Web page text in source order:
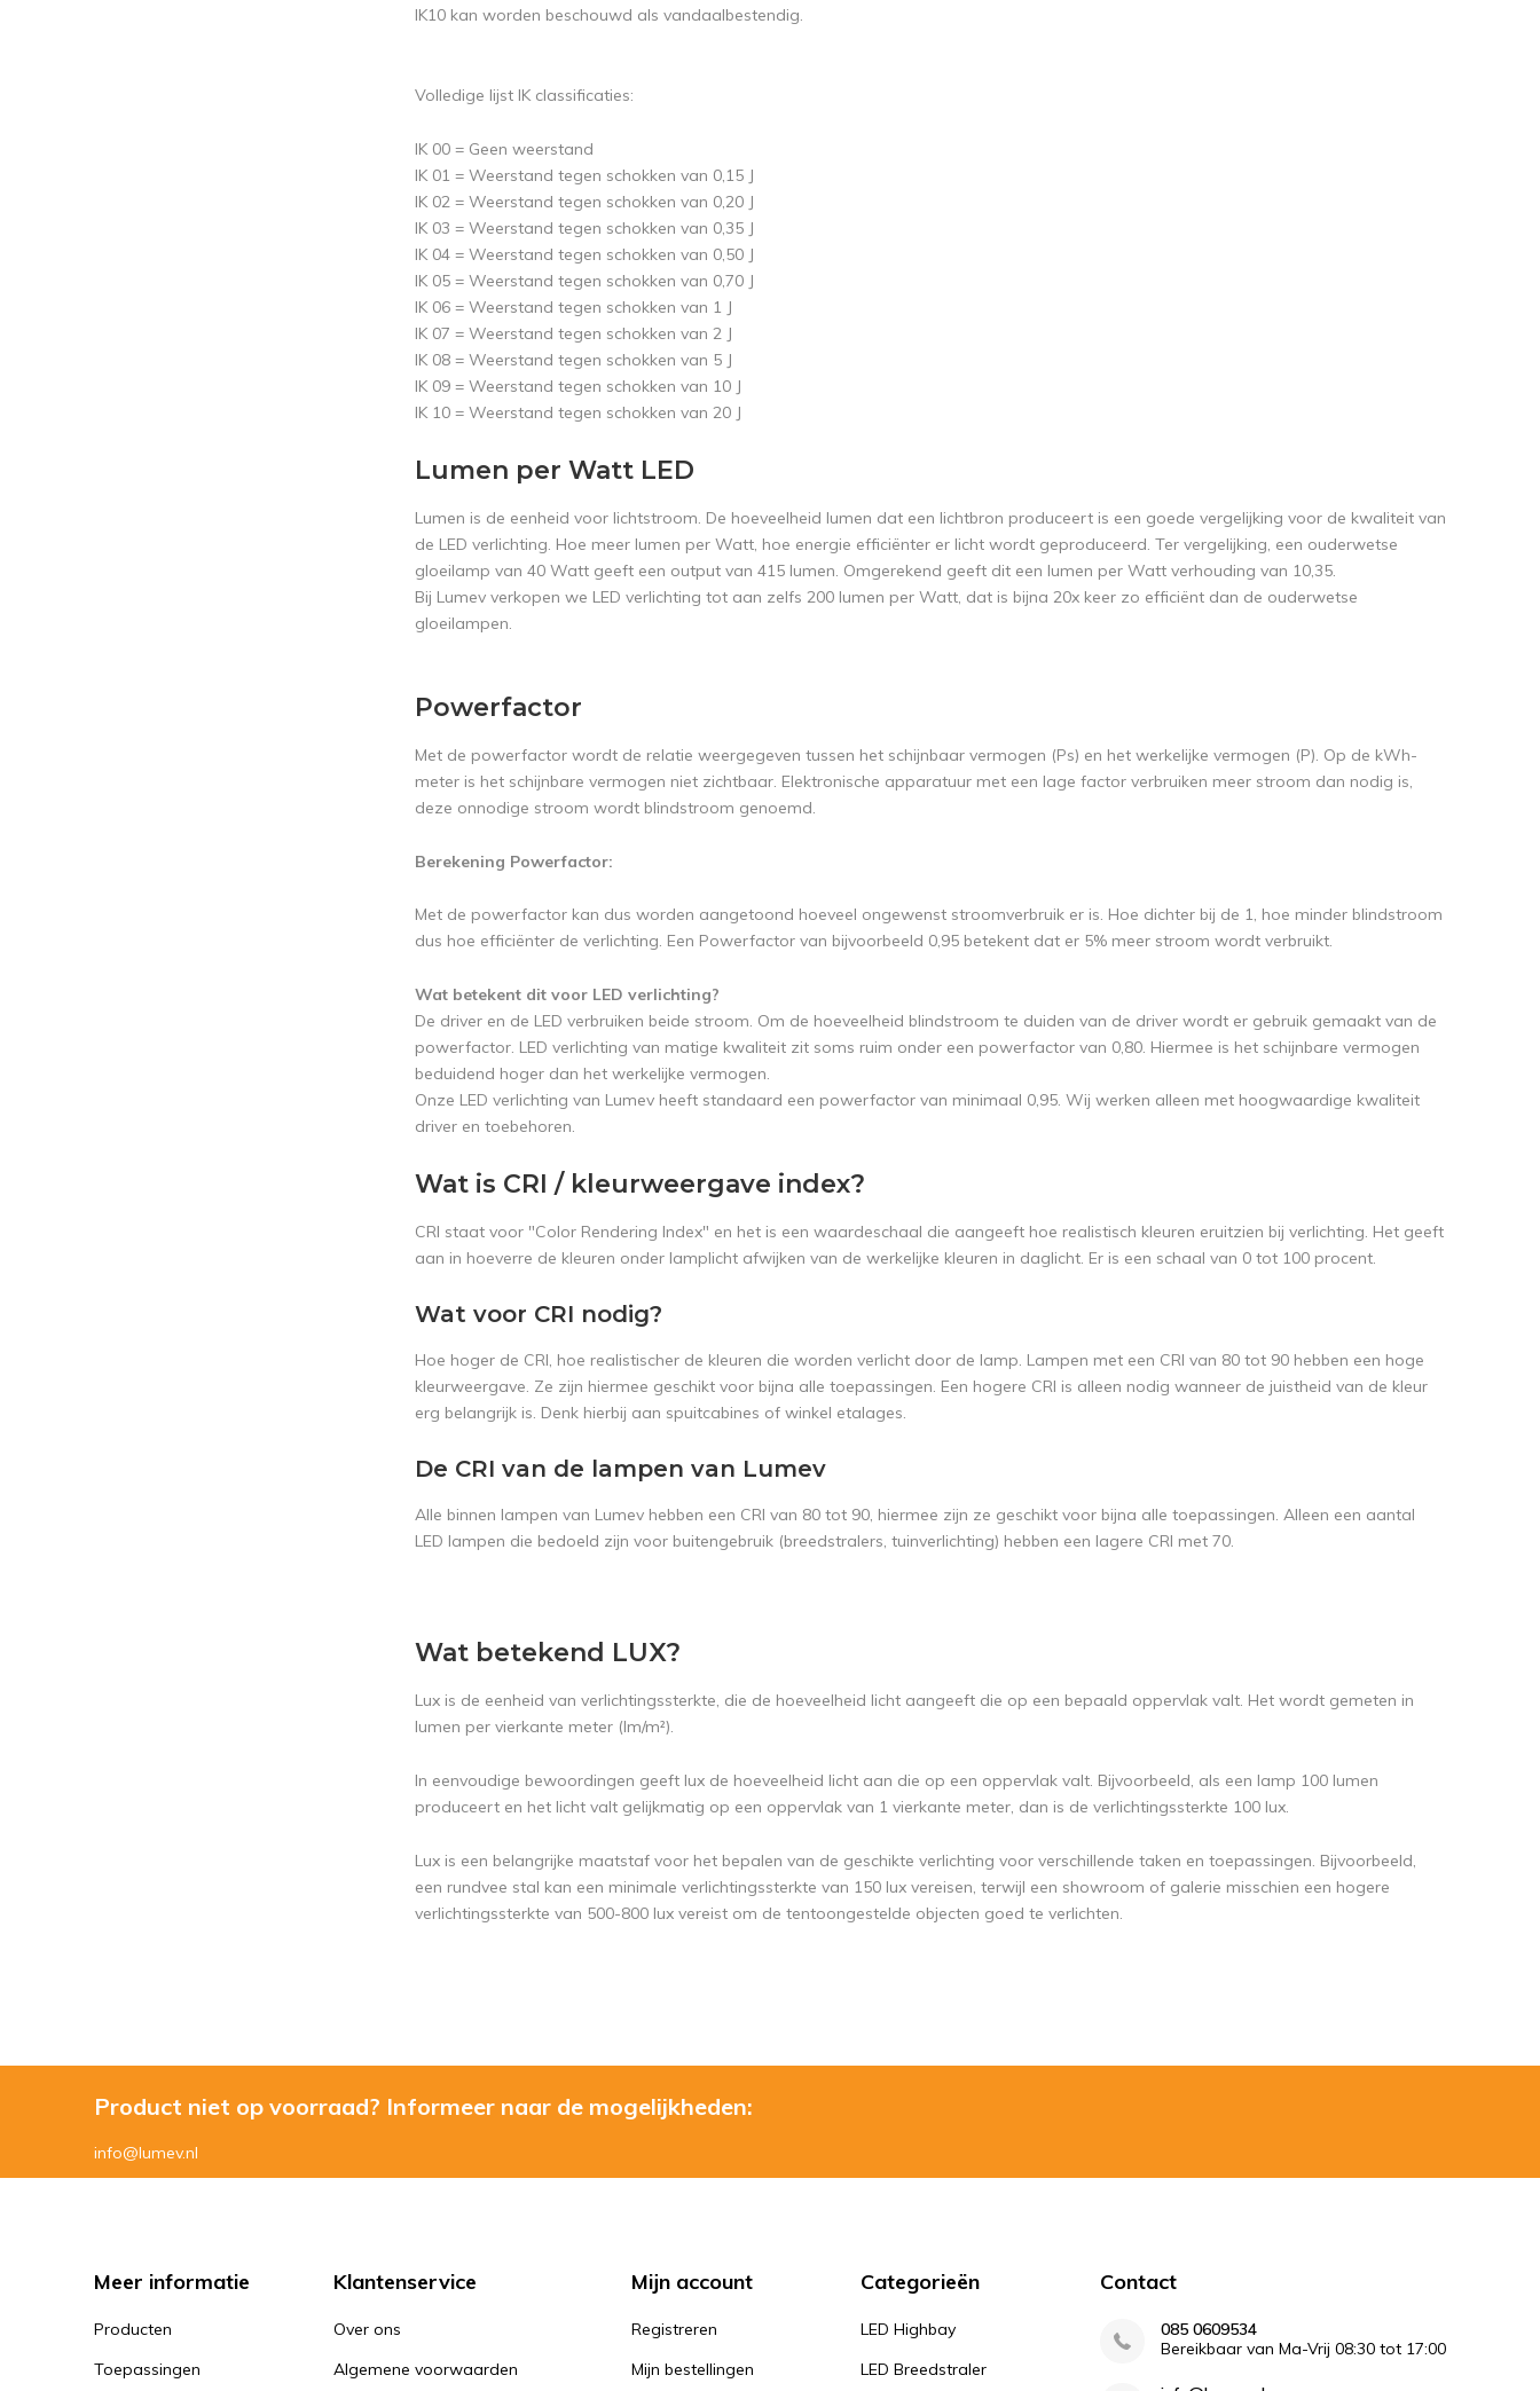
IK10 kan worden beschouwd als vandaalbestendig.
Volledige lijst IK classificaties:
IK 00 = Geen weerstand
IK 01 = Weerstand tegen schokken van 0,15 J
IK 02 = Weerstand tegen schokken van 0,20 J
IK 03 = Weerstand tegen schokken van 0,35 J
IK 04 = Weerstand tegen schokken van 0,50 J
IK 05 = Weerstand tegen schokken van 0,70 J
IK 06 = Weerstand tegen schokken van 1 J
IK 07 = Weerstand tegen schokken van 2 J
IK 08 = Weerstand tegen schokken van 5 J
IK 09 = Weerstand tegen schokken van 10 J
IK 10 = Weerstand tegen schokken van 20 J
Lumen per Watt LED
Lumen is de eenheid voor lichtstroom. De hoeveelheid lumen dat een lichtbron produceert is een goede vergelijking voor de kwaliteit van
de LED verlichting. Hoe meer lumen per Watt, hoe energie efficiënter er licht wordt geproduceerd. Ter vergelijking, een ouderwetse
gloeilamp van 40 Watt geeft een output van 415 lumen. Omgerekend geeft dit een lumen per Watt verhouding van 10,35.
Bij Lumev verkopen we LED verlichting tot aan zelfs 200 lumen per Watt, dat is bijna 20x keer zo efficiënt dan de ouderwetse
gloeilampen.
Powerfactor
Met de powerfactor wordt de relatie weergegeven tussen het schijnbaar vermogen (Ps) en het werkelijke vermogen (P). Op de kWh-
meter is het schijnbare vermogen niet zichtbaar. Elektronische apparatuur met een lage factor verbruiken meer stroom dan nodig is,
deze onnodige stroom wordt blindstroom genoemd.
Berekening Powerfactor:
Met de powerfactor kan dus worden aangetoond hoeveel ongewenst stroomverbruik er is. Hoe dichter bij de 1, hoe minder blindstroom
dus hoe efficiënter de verlichting. Een Powerfactor van bijvoorbeeld 0,95 betekent dat er 5% meer stroom wordt verbruikt.
Wat betekent dit voor LED verlichting?
De driver en de LED verbruiken beide stroom. Om de hoeveelheid blindstroom te duiden van de driver wordt er gebruik gemaakt van de
powerfactor. LED verlichting van matige kwaliteit zit soms ruim onder een powerfactor van 0,80. Hiermee is het schijnbare vermogen
beduidend hoger dan het werkelijke vermogen.
Onze LED verlichting van Lumev heeft standaard een powerfactor van minimaal 0,95. Wij werken alleen met hoogwaardige kwaliteit
driver en toebehoren.
Wat is CRI / kleurweergave index?
CRI staat voor "Color Rendering Index" en het is een waardeschaal die aangeeft hoe realistisch kleuren eruitzien bij verlichting. Het geeft
aan in hoeverre de kleuren onder lamplicht afwijken van de werkelijke kleuren in daglicht. Er is een schaal van 0 tot 100 procent.
Wat voor CRI nodig?
Hoe hoger de CRI, hoe realistischer de kleuren die worden verlicht door de lamp. Lampen met een CRI van 80 tot 90 hebben een hoge
kleurweergave. Ze zijn hiermee geschikt voor bijna alle toepassingen. Een hogere CRI is alleen nodig wanneer de juistheid van de kleur
erg belangrijk is. Denk hierbij aan spuitcabines of winkel etalages.
De CRI van de lampen van Lumev
Alle binnen lampen van Lumev hebben een CRI van 80 tot 90, hiermee zijn ze geschikt voor bijna alle toepassingen. Alleen een aantal
LED lampen die bedoeld zijn voor buitengebruik (breedstralers, tuinverlichting) hebben een lagere CRI met 70.
Wat betekend LUX?
Lux is de eenheid van verlichtingssterkte, die de hoeveelheid licht aangeeft die op een bepaald oppervlak valt. Het wordt gemeten in
lumen per vierkante meter (lm/m²).
In eenvoudige bewoordingen geeft lux de hoeveelheid licht aan die op een oppervlak valt. Bijvoorbeeld, als een lamp 100 lumen
produceert en het licht valt gelijkmatig op een oppervlak van 1 vierkante meter, dan is de verlichtingssterkte 100 lux.
Lux is een belangrijke maatstaf voor het bepalen van de geschikte verlichting voor verschillende taken en toepassingen. Bijvoorbeeld,
een rundvee stal kan een minimale verlichtingssterkte van 150 lux vereisen, terwijl een showroom of galerie misschien een hogere
verlichtingssterkte van 500-800 lux vereist om de tentoongestelde objecten goed te verlichten.
Product niet op voorraad? Informeer naar de mogelijkheden:
info@lumev.nl
Meer informatie
Producten
Toepassingen
Klantenservice
Over ons
Algemene voorwaarden
Mijn account
Registreren
Mijn bestellingen
Categorieën
LED Highbay
LED Breedstraler
Contact
085 0609534
Bereikbaar van Ma-Vrij 08:30 tot 17:00